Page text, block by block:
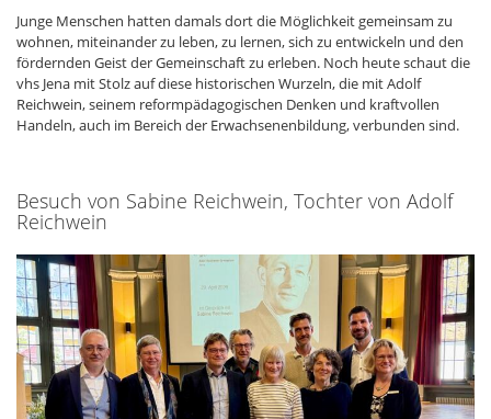
Junge Menschen hatten damals dort die Möglichkeit gemeinsam zu
wohnen, miteinander zu leben, zu lernen, sich zu entwickeln und den
fördernden Geist der Gemeinschaft zu erleben. Noch heute schaut die
vhs Jena mit Stolz auf diese historischen Wurzeln, die mit Adolf
Reichwein, seinem reformpädagogischen Denken und kraftvollen
Handeln, auch im Bereich der Erwachsenenbildung, verbunden sind.
Besuch von Sabine Reichwein, Tochter von Adolf
Reichwein